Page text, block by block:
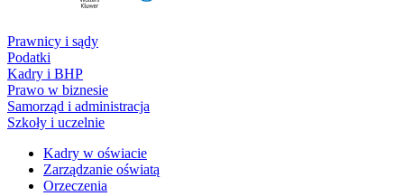
Prawnicy i sądy
Podatki
Kadry i BHP
Prawo w biznesie
Samorząd i administracja
Szkoły i uczelnie
Kadry w oświacie
Zarządzanie oświatą
Orzeczenia